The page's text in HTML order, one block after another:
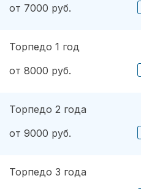
от 7000 руб.
Торпедо 1 год
от 8000 руб.
Торпедо 2 года
от 9000 руб.
Торпедо 3 года